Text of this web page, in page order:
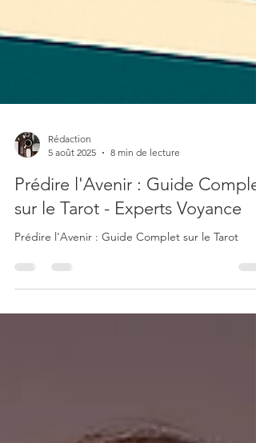
Rédaction
5 août 2025
8 min de lecture
Prédire l'Avenir : Guide Complet
sur le Tarot - Experts Voyance
Prédire l'Avenir : Guide Complet sur le Tarot